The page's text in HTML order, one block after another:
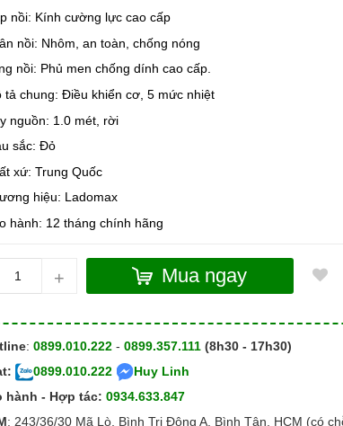
nồi: Kính cường lực cao cấp
nồi: Nhôm, an toàn, chống nóng
nồi: Phủ men chống dính cao cấp.
tả chung: Điều khiển cơ, 5 mức nhiệt
nguồn: 1.0 mét, rời
sắc: Đỏ
xứ: Trung Quốc
hiệu: Ladomax
hành: 12 tháng chính hãng
+ Mua ngay
: 0899.010.222- 0899.357.111 (8h30 - 17h30)
0899.010.222
Huy Linh
hành - Hợp tác: 0934.633.847
: 243/36/30 Mã Lò, Bình Trị Đông A, Bình Tân, HCM (có